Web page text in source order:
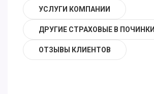
УСЛУГИ КОМПАНИИ
ДРУГИЕ СТРАХОВЫЕ В ПОЧИНКИ
ОТЗЫВЫ КЛИЕНТОВ